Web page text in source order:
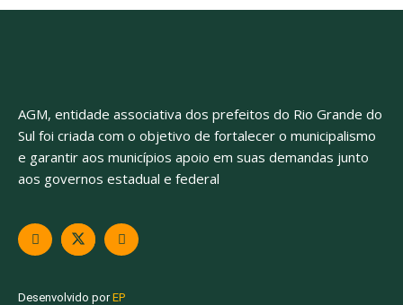
AGM, entidade associativa dos prefeitos do Rio Grande do
Sul foi criada com o objetivo de fortalecer o municipalismo
e garantir aos municípios apoio em suas demandas junto
aos governos estadual e federal
Desenvolvido porEP